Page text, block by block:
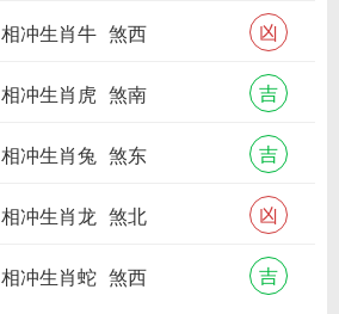
相冲生肖牛 煞西 凶
相冲生肖虎 煞南 吉
相冲生肖兔 煞东 吉
相冲生肖龙 煞北 凶
相冲生肖蛇 煞西 吉